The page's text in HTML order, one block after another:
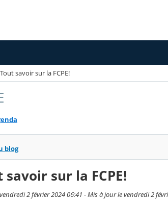
Tout savoir sur la FCPE!
blog
savoir sur la FCPE!
2 février 2024 06:41 - Mis à jour le vendredi 2